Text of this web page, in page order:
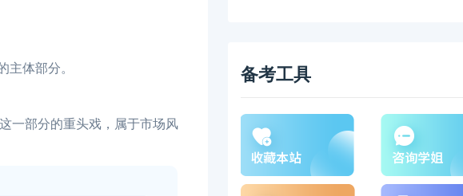
主体部分。
一部分的重头戏，属于市场风
备考工具